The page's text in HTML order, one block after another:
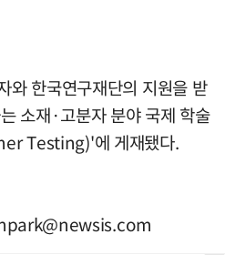
와 한국연구재단의 지원을 받
소재·고분자 분야 국제 학술
Testing)'에 게재됐다.